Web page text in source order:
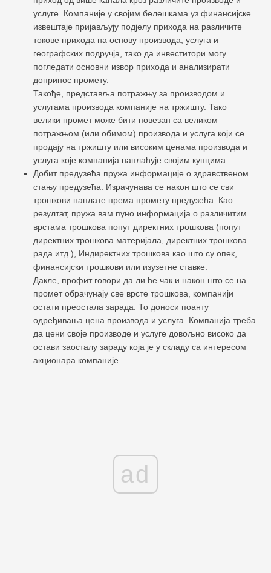
услуге. Компаније у својим белешкама уз финансијске
извештаје пријављују подјелу прихода на различите
токове прихода на основу производа, услуга и
географских подручја, тако да инвеститори могу
погледати основни извор прихода и анализирати
допринос промету.
Такође, представља потражњу за производом и
услугама производа компаније на тржишту. Тако
велики промет може бити повезан са великом
потражњом (или обимом) производа и услуга који се
продају на тржишту или високим ценама производа и
услуга које компанија наплаћује својим купцима.
Добит предузећа пружа информације о здравственом
стању предузећа. Израчунава се након што се сви
трошкови наплате према промету предузећа. Као
резултат, пружа вам пуно информација о различитим
врстама трошкова попут директних трошкова (попут
директних трошкова материјала, директних трошкова
рада итд.), Индиректних трошкова као што су опек,
финансијски трошкови или изузетне ставке.
Дакле, профит говори да ли ће чак и након што се на
промет обрачунају све врсте трошкова, компанији
остати преостала зарада. То доноси поанту
одређивања цена производа и услуга. Компанија треба
да цени своје производе и услуге довољно високо да
остави заосталу зараду која је у складу са интересом
акционара компаније.
ad